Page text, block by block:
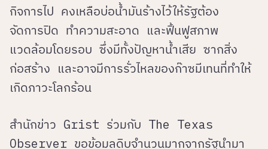
กิจการไป คงเหลือบ่อน้ำมันร้างไว้ให้รัฐต้อง
จัดการปิด ทำความสะอาด และฟิ้นฟูสภาพ
แวดล้อมโดยรอบ ซึ่งมีทั้งปัญหาน้ำเสีย ซากสิ่ง
ก่อสร้าง และอาจมีการรั่วไหลของก๊าซมีเทนที่ทำให้
เกิดภาวะโลกร้อน
สำนักข่าว Grist ร่วมกับ The Texas
Observer ขอข้อมูลดิบจำนวนมากจากรัฐนำมา